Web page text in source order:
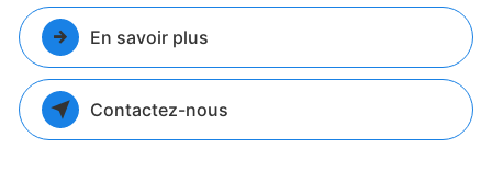
En savoir plus
Contactez-nous